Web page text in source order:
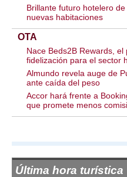
Brillante futuro hotelero
nuevas habitaciones
OTA
Nace Beds2B Rewards,
fidelización para el sector
Almundo revela auge de
ante caída del peso
Accor hará frente a
que promete menos
Última hora turística